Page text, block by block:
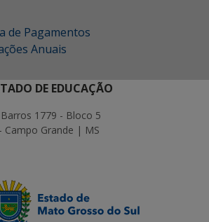
de Pagamentos
Anuais
DE EDUCAÇÃO
1779 - Bloco 5
Campo Grande | MS